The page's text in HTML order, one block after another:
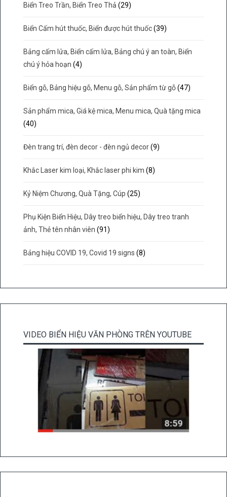
Biển Treo Trần, Biển Treo Thả (29)
Biển Cấm hút thuốc, Biển được hút thuốc (39)
Bảng cấm lửa, Biển cấm lửa, Bảng chú ý an toàn, Biển
chú ý hỏa hoạn (4)
Biển gỗ, Bảng hiệu gỗ, Menu gỗ, Sản phẩm từ gỗ (47)
Sản phẩm mica, Giá kệ mica, Menu mica, Quà tặng mica
(40)
Đèn trang trí, đèn decor - đèn ngủ decor (9)
Khắc Laser kim loại, Khắc laser phi kim (8)
Kỷ Niệm Chương, Quà Tặng, Cúp (25)
Phụ Kiện Biển Hiệu, Dây treo biển hiệu, Dây treo tranh
ảnh, Thẻ tên nhân viên (91)
Bảng hiệu COVID 19, Covid 19 signs (8)
VIDEO BIỂN HIỆU VĂN PHÒNG TRÊN YOUTUBE